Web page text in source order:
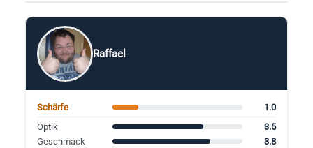
Raffael
Schärfe
1.0
Optik
3.5
Geschmack
3.8